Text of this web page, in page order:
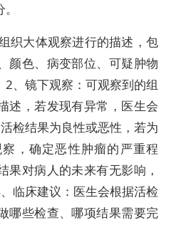
织大体观察进行的描述，包
颜色、病变部位、可疑肿物
、镜下观察：可观察到的组
述，若发现有异常，医生会
检结果为良性或恶性，若为
，确定恶性肿瘤的严重程
果对病人的未来有无影响，
临床建议：医生会根据活检
哪些检查、哪项结果需要完